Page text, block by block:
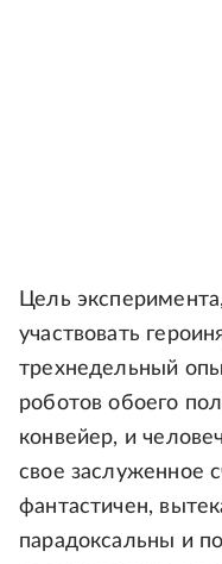
Цель
участвовать
трехнедельный
роботов обоего
конвейер, и
свое заслуженное
фантастичен,
парадоксальны и